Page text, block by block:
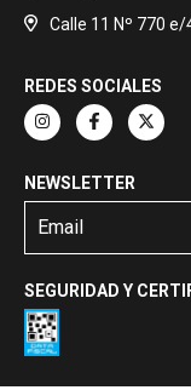
Calle 11 Nº 770
REDES SOCIALES
NEWSLETTER
SEGURIDAD Y